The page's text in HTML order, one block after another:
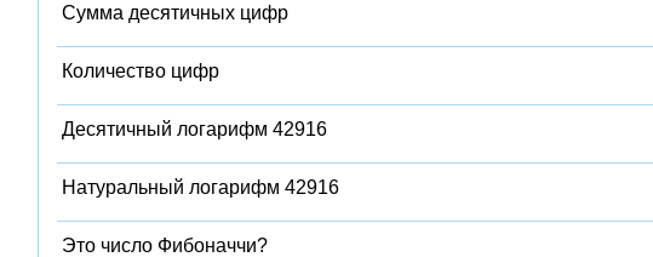
Сумма десятичных цифр
Количество цифр
Десятичный логарифм 42916
Натуральный логарифм 42916
Это число Фибоначчи?